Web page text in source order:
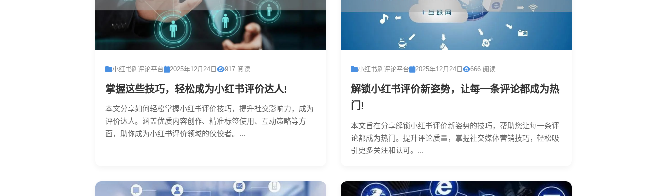
小红书刷评论平台 2025年12月24日 917 阅读
掌握这些技巧，轻松成为小红书评价达人!
本文分享如何轻松掌握小红书评价技巧，提升社交影响力，成为
评价达人。涵盖优质内容创作、精准标签使用、互动策略等方
面，助你成为小红书评价领域的佼佼者。...
小红书刷评论平台 2025年12月24日 666 阅读
解锁小红书评价新姿势，让每一条评论都成为热
门!
本文旨在分享解锁小红书评价新姿势的技巧，帮助您让每一条评
论都成为热门。提升评论质量，掌握社交媒体营销技巧，轻松吸
引更多关注和认可。...